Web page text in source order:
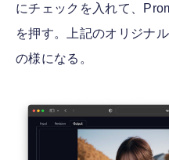
にチェックを入れて、
を押す。上記のオリジナ
の様になる。